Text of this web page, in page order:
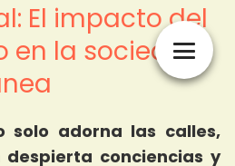
El impacto del
en la sociedad
solo adorna las calles,
conciencias y